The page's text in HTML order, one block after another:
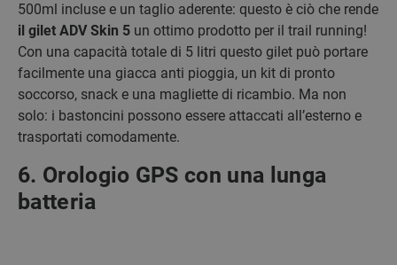
500ml incluse e un taglio aderente: questo è ciò che rende
il gilet ADV Skin 5 un ottimo prodotto per il trail running!
Con una capacità totale di 5 litri questo gilet può portare
facilmente una giacca anti pioggia, un kit di pronto
soccorso, snack e una magliette di ricambio. Ma non
solo: i bastoncini possono essere attaccati all’esterno e
trasportati comodamente.
6. Orologio GPS con una lunga
batteria